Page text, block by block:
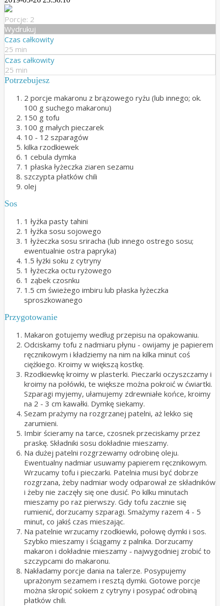
Porcje: 2
Wydrukuj
Czas całkowity
25 min
Czas całkowity
25 min
Potrzebujesz
2 porcje makaronu z brązowego ryżu (lub innego; ok.
100 g suchego makaronu)
150 g tofu
100 g małych pieczarek
10 - 12 szparagów
kilka rzodkiewek
1 cebula dymka
1 płaska łyżeczka ziaren sezamu
szczypta płatków chili
olej
Sos
1 łyżka pasty tahini
1 łyżka sosu sojowego
1 łyżeczka sosu sriracha (lub innego ostrego sosu;
ewentualnie ostra papryka)
1.5 łyżki soku z cytryny
1 łyżeczka octu ryżowego
1 ząbek czosnku
1.5 cm świeżego imbiru lub płaska łyżeczka
sproszkowanego
Przygotowanie
Makaron gotujemy według przepisu na opakowaniu.
Odciskamy tofu z nadmiaru płynu - owijamy je papierem
ręcznikowym i kładziemy na nim na kilka minut coś
ciężkiego. Kroimy w większą kostkę.
Rzodkiewkę kroimy w plasterki. Pieczarki oczyszczamy i
kroimy na połówki, te większe można pokroić w ćwiartki.
Szparagi myjemy, ułamujemy zdrewniałe końce, kroimy
na 2 - 3 cm kawałki. Dymkę siekamy.
Sezam prażymy na rozgrzanej patelni, aż lekko się
zarumieni.
Imbir ścieramy na tarce, czosnek przeciskamy przez
praskę. Składniki sosu dokładnie mieszamy.
Na dużej patelni rozgrzewamy odrobinę oleju.
Ewentualny nadmiar usuwamy papierem ręcznikowym.
Wrzucamy tofu i pieczarki. Patelnia musi być dobrze
rozgrzana, żeby nadmiar wody odparował ze składników
i żeby nie zaczęły się one dusić. Po kilku minutach
mieszamy po raz pierwszy. Gdy tofu zacznie się
rumienić, dorzucamy szparagi. Smażymy razem 4 - 5
minut, co jakiś czas mieszając.
Na patelnie wrzucamy rzodkiewki, połowę dymki i sos.
Szybko mieszamy i ściągamy z palnika. Dorzucamy
makaron i dokładnie mieszamy - najwygodniej zrobić to
szczypcami do makaronu.
Nakładamy porcje dania na talerze. Posypujemy
uprażonym sezamem i resztą dymki. Gotowe porcje
można skropić sokiem z cytryny i posypać odrobiną
płatków chili.